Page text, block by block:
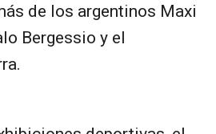
de los argentinos Maxi
Bergessio y el